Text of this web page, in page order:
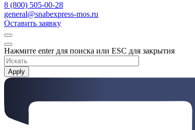
8 (800) 505-00-28
general@snabexpress-mos.ru
Оставить заявку
Нажмите enter для поиска или ESC для закрытия
Apply